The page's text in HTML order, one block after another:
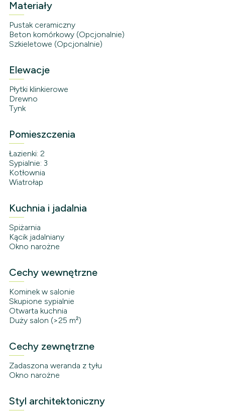
Materiały
Pustak ceramiczny
Beton komórkowy (Opcjonalnie)
Szkieletowe (Opcjonalnie)
Elewacje
Płytki klinkierowe
Drewno
Tynk
Pomieszczenia
Łazienki: 2
Sypialnie: 3
Kotłownia
Wiatrołap
Kuchnia i jadalnia
Spiżarnia
Kącik jadalniany
Okno narożne
Cechy wewnętrzne
Kominek w salonie
Skupione sypialnie
Otwarta kuchnia
Duży salon (>25 m²)
Cechy zewnętrzne
Zadaszona weranda z tyłu
Okno narożne
Styl architektoniczny